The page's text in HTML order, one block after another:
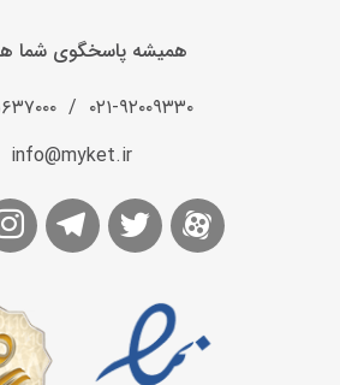
همیشه پاسخگوی شما
۰۲۱-۹۲۰۰۹۳۳۰ / ۰۲۱-
info@myket.ir